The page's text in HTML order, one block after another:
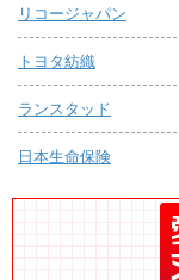
リコージャパン
トヨタ紡織
ランスタッド
日本生命保険